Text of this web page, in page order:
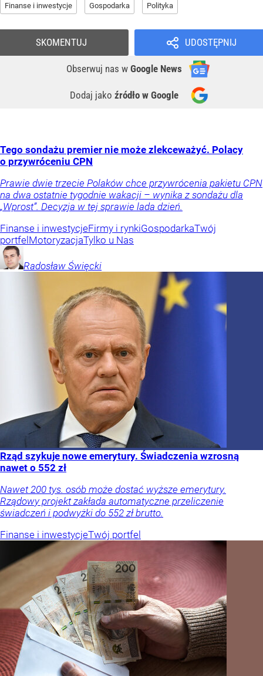
Finanse i inwestycje Gospodarka Polityka
UDOSTĘPNIJ
Obserwuj nas w Google News
Dodaj jako źródło w Google
SKOMENTUJ
Tego sondażu premier nie może zlekceważyć. Polacy
o przywróceniu CPN
Prawie dwie trzecie Polaków chce przywrócenia pakietu CPN
na dwa ostatnie tygodnie wakacji – wynika z sondażu dla
„Wprost”. Decyzja w tej sprawie lada dzień.
Finanse i inwestycjeFirmy i rynkiGospodarkaTwój
portfel MotoryzacjaTylko u Nas
Radosław Święcki
Rząd szykuje nowe emerytury. Świadczenia wzrosną
nawet o 552 zł
Nawet 200 tys. osób może dostać wyższe emerytury.
Rządowy projekt zakłada automatyczne przeliczenie
świadczeń i podwyżki do 552 zł brutto.
Finanse i inwestycjeTwój portfel